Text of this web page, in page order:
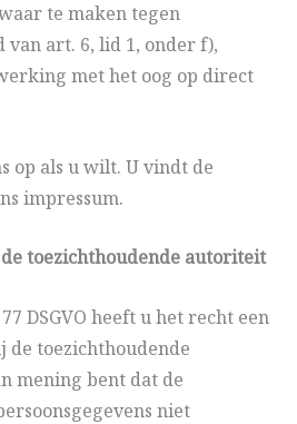
te maken tegen
art. 6, lid 1, onder f),
met het oog op direct
op als u wilt. U vindt de
impressum.
toezichthoudende autoriteit
DSGVO heeft u het recht een
toezichthoudende
mening bent dat de
niet